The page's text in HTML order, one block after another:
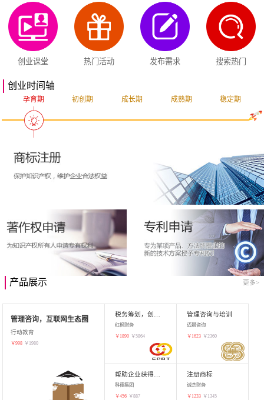
创业课堂 热门活动 发布需求 搜索热门
创业时间轴
孕育期 初创期 成长期 成熟期 稳定期
产品展示 更多>
管理咨询，互联网生态圈
行动教育
￥998 ￥ 1980
红枫财务
￥ 1890 ￥5864
管理咨询与培训
迈晨咨询
￥ 1623 ￥2360
科德集团
￥456 ￥887
注册商标
诚杰财务
￥ 1233 ￥ 1345